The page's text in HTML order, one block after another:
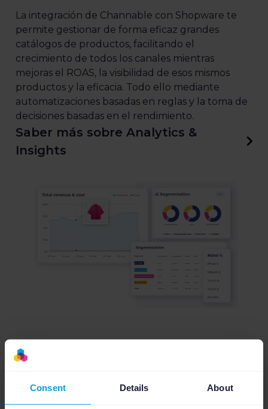
Consent Details About
La integración de Channable con Shopware te
permite gestionar de forma eficaz grandes
catálogos de productos, facilitando el
crecimiento de todos los canales mientras
mejoras el ROAS, la visibilidad de esos mismos
productos y la eficacia. Todo ello mediante
automatizaciones basadas en reglas y la toma de
decisiones basadas en el rendimiento.
Saber más sobre Analytics &
Insights
para varios canales